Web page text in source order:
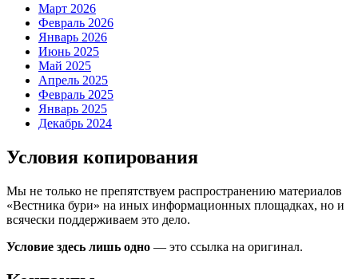
Март 2026
Февраль 2026
Январь 2026
Июнь 2025
Май 2025
Апрель 2025
Февраль 2025
Январь 2025
Декабрь 2024
Условия копирования
Мы не только не препятствуем распространению материалов
«Вестника бури» на иных информационных площадках, но и
всячески поддерживаем это дело.
Условие здесь лишь одно — это ссылка на оригинал.